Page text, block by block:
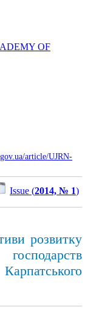
OF
article/UJRN-
Issue (2014, № 1)
розвитку